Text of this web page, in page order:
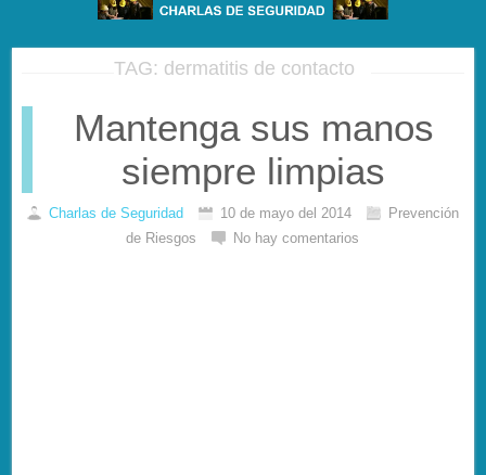
TAG: dermatitis de contacto
Mantenga sus manos
siempre limpias
Charlas de Seguridad 10 de mayo del 2014
Prevención
de Riesgos
No hay comentarios